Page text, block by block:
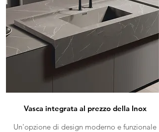
Vasca integrata al prezzo della Inox
Un'opzione di design moderno e funzionale